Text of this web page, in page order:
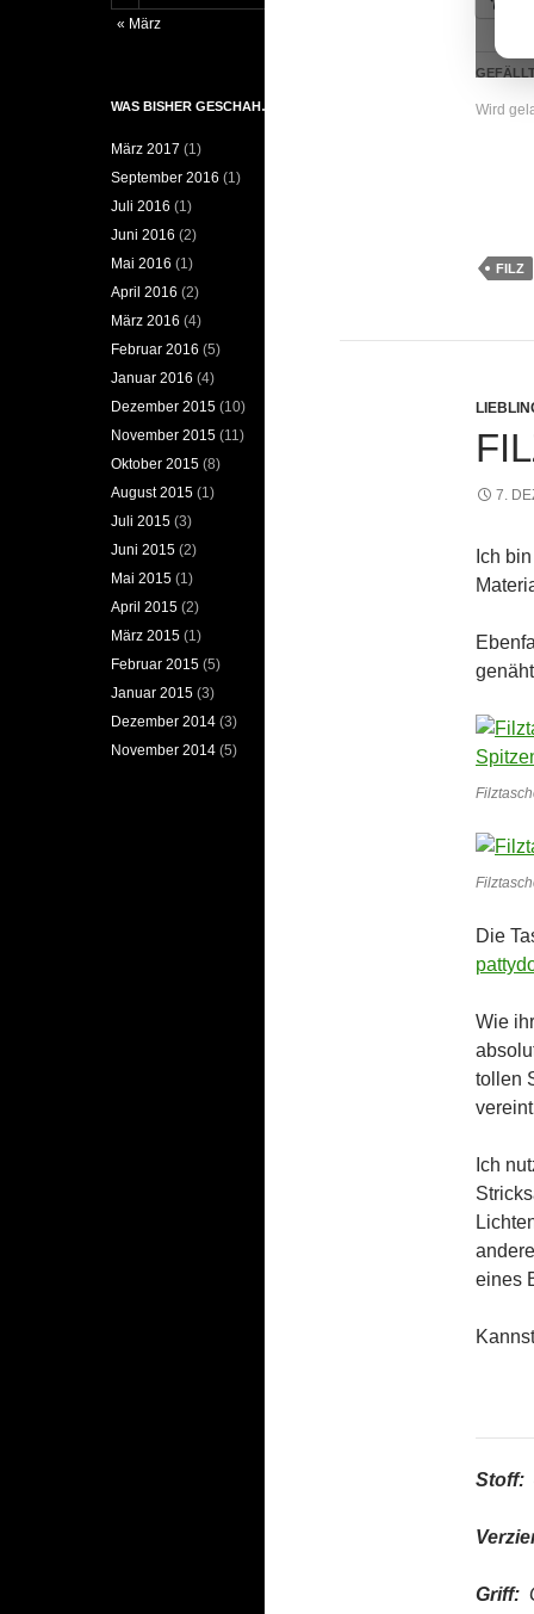
Wird
FILZ
7.
Ich
Die
Wie
tollen
Ich
eines
Stoff:
Griff:
« März
WAS BISHER GESCHAH…
März 2017 (1)
September 2016 (1)
Juli 2016 (1)
Juni 2016 (2)
Mai 2016 (1)
April 2016 (2)
März 2016 (4)
Februar 2016 (5)
Januar 2016 (4)
Dezember 2015 (10)
November 2015 (11)
Oktober 2015 (8)
August 2015 (1)
Juli 2015 (3)
Juni 2015 (2)
Mai 2015 (1)
April 2015 (2)
März 2015 (1)
Februar 2015 (5)
Januar 2015 (3)
Dezember 2014 (3)
November 2014 (5)